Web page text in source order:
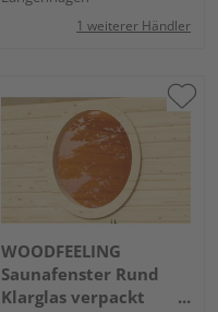
1 weiterer Händler
WOODFEELING
Saunafenster Rund
Klarglas verpackt